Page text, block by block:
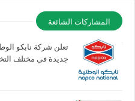
المشاركات الشائعة
تعلن شركة نابكو
جديدة في مختلف